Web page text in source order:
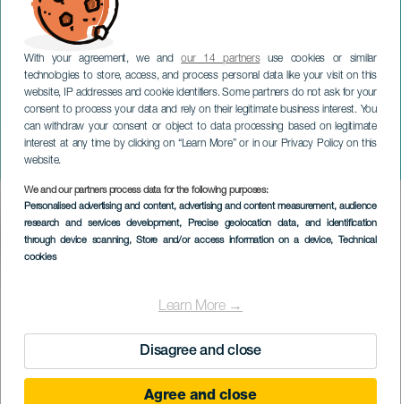
With your agreement, we andour 14 partnersuse cookies or similar
technologies to store, access, and process personal data like your visit on this
website, IP addresses and cookie identifiers. Some partners do not ask for your
consent to process your data and rely on their legitimate business interest. You
can withdraw your consent or object to data processing based on legitimate
interest at any time by clicking on “Learn More” or in our Privacy Policy on this
website.
We and our partners process data for the following purposes:
Personalised advertising and content, advertising and content measurement, audience
research and services development, Precise geolocation data, and identification
through device scanning, Store and/or access information on a device, Technical
cookies
Learn More →
Disagree and close
Agree and close
Jazz voor het gezin - Een
reis door universele
muziek
LA PALMA
Imagen
Listado
Santa Cruz de La Palma